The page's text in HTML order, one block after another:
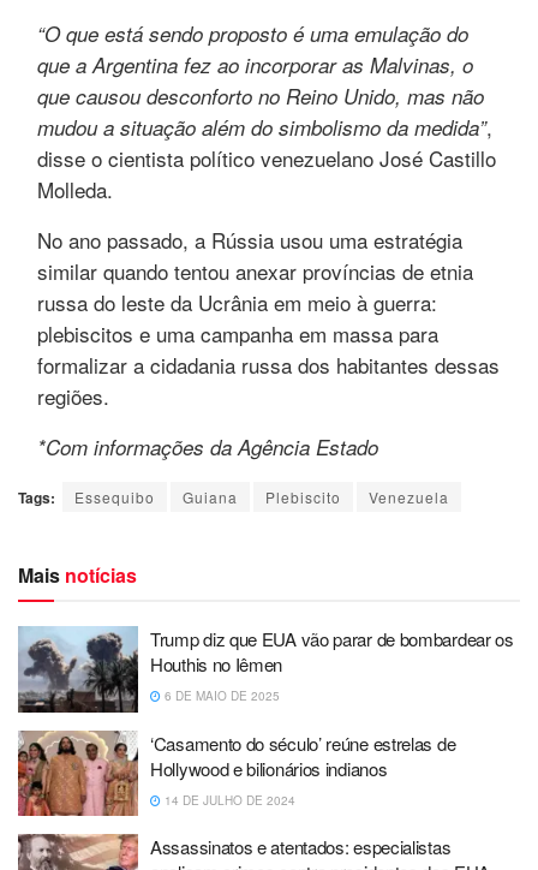
“O que está sendo proposto é uma emulação do
que a Argentina fez ao incorporar as Malvinas, o
que causou desconforto no Reino Unido, mas não
mudou a situação além do simbolismo da medida”,
disse o cientista político venezuelano José Castillo
Molleda.
No ano passado, a Rússia usou uma estratégia
similar quando tentou anexar províncias de etnia
russa do leste da Ucrânia em meio à guerra:
plebiscitos e uma campanha em massa para
formalizar a cidadania russa dos habitantes dessas
regiões.
*Com informações da Agência Estado
Tags: Essequibo Guiana Plebiscito Venezuela
Mais notícias
Trump diz que EUA vão parar de bombardear os
Houthis no Iêmen
6 DE MAIO DE 2025
‘Casamento do século’ reúne estrelas de
Hollywood e bilionários indianos
14 DE JULHO DE 2024
Assassinatos e atentados: especialistas